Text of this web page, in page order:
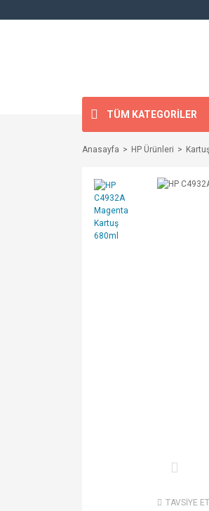
TÜM KATEGORİLER
Anasayfa HP Ürünleri
TAVSİYE ET